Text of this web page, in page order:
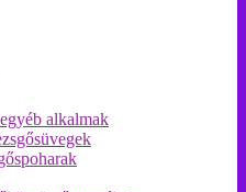
alkalmak